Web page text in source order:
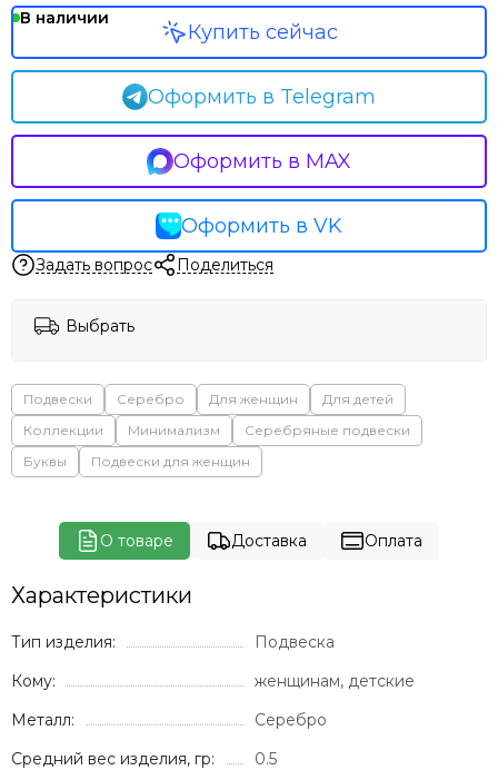
В наличии
Оформить в Telegram
Оформить в MAX
Оформить в VK
Купить сейчас
Задать вопрос Поделиться
Выбрать
Подвески Серебро Для женщин
Для детей
Коллекции
Минимализм
Серебряные подвески
Буквы
Подвески для женщин
О товаре Доставка Оплата
Характеристики
Тип изделия:
Подвеска
Кому:
женщинам, детские
Металл:
Серебро
Средний вес изделия, гр:
0.5